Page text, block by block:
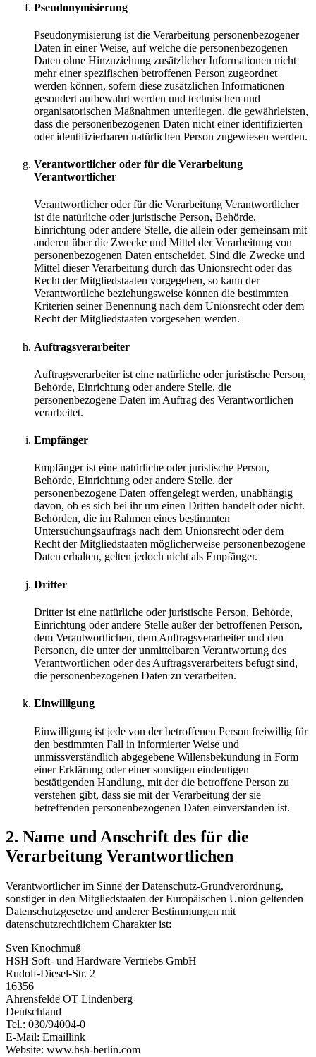
Pseudonymisierung
Pseudonymisierung ist die Verarbeitung personenbezogener
Daten in einer Weise, auf welche die personenbezogenen
Daten ohne Hinzuziehung zusätzlicher Informationen nicht
mehr einer spezifischen betroffenen Person zugeordnet
werden können, sofern diese zusätzlichen Informationen
gesondert aufbewahrt werden und technischen und
organisatorischen Maßnahmen unterliegen, die gewährleisten,
dass die personenbezogenen Daten nicht einer identifizierten
oder identifizierbaren natürlichen Person zugewiesen werden.
Verantwortlicher oder für die Verarbeitung
Verantwortlicher
Verantwortlicher oder für die Verarbeitung Verantwortlicher
ist die natürliche oder juristische Person, Behörde,
Einrichtung oder andere Stelle, die allein oder gemeinsam mit
anderen über die Zwecke und Mittel der Verarbeitung von
personenbezogenen Daten entscheidet. Sind die Zwecke und
Mittel dieser Verarbeitung durch das Unionsrecht oder das
Recht der Mitgliedstaaten vorgegeben, so kann der
Verantwortliche beziehungsweise können die bestimmten
Kriterien seiner Benennung nach dem Unionsrecht oder dem
Recht der Mitgliedstaaten vorgesehen werden.
Auftragsverarbeiter
Auftragsverarbeiter ist eine natürliche oder juristische Person,
Behörde, Einrichtung oder andere Stelle, die
personenbezogene Daten im Auftrag des Verantwortlichen
verarbeitet.
Empfänger
Empfänger ist eine natürliche oder juristische Person,
Behörde, Einrichtung oder andere Stelle, der
personenbezogene Daten offengelegt werden, unabhängig
davon, ob es sich bei ihr um einen Dritten handelt oder nicht.
Behörden, die im Rahmen eines bestimmten
Untersuchungsauftrags nach dem Unionsrecht oder dem
Recht der Mitgliedstaaten möglicherweise personenbezogene
Daten erhalten, gelten jedoch nicht als Empfänger.
Dritter
Dritter ist eine natürliche oder juristische Person, Behörde,
Einrichtung oder andere Stelle außer der betroffenen Person,
dem Verantwortlichen, dem Auftragsverarbeiter und den
Personen, die unter der unmittelbaren Verantwortung des
Verantwortlichen oder des Auftragsverarbeiters befugt sind,
die personenbezogenen Daten zu verarbeiten.
Einwilligung
Einwilligung ist jede von der betroffenen Person freiwillig für
den bestimmten Fall in informierter Weise und
unmissverständlich abgegebene Willensbekundung in Form
einer Erklärung oder einer sonstigen eindeutigen
bestätigenden Handlung, mit der die betroffene Person zu
verstehen gibt, dass sie mit der Verarbeitung der sie
betreffenden personenbezogenen Daten einverstanden ist.
2. Name und Anschrift des für die
Verarbeitung Verantwortlichen
Verantwortlicher im Sinne der Datenschutz-Grundverordnung,
sonstiger in den Mitgliedstaaten der Europäischen Union geltenden
Datenschutzgesetze und anderer Bestimmungen mit
datenschutzrechtlichem Charakter ist:
Sven Knochmuß
HSH Soft- und Hardware Vertriebs GmbH
Rudolf-Diesel-Str. 2
16356
Ahrensfelde OT Lindenberg
Deutschland
Tel.: 030/94004-0
E-Mail: Emaillink
Website: www.hsh-berlin.com